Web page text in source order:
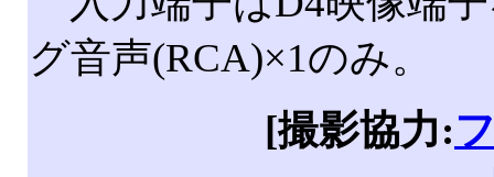
グ音声(RCA)×1のみ。
[撮影協力: